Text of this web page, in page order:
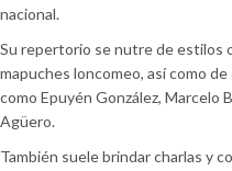
nacional.
Su repertorio se nutre de estilos
mapuches loncomeo, así como
como Epuyén González, Marcelo
Agüero.
También suele brindar charlas y